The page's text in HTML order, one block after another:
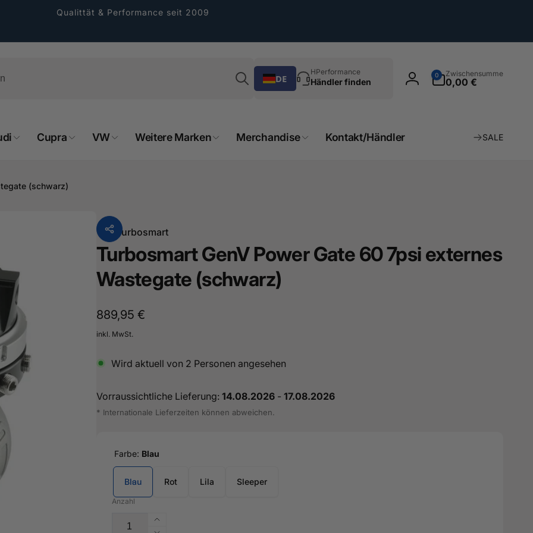
Qualittät & Performance seit 2009
Suchen
DE
HPerformance
Händler finden Einloggen
0
Artikel
Zwischensumme
0,00 €
Cupra VW Weitere Marken Merchandise Kontakt/Händler SALE
(schwarz)
VonTurbosmart
Turbosmart GenV Power Gate 60 7psi externes
Wastegate (schwarz)
Normaler
Preis
889,95 €
inkl. MwSt.
Wird aktuell von 2 Personen angesehen
Vorraussichtliche Lieferung: 14.08.2026- 17.08.2026
* Internationale Lieferzeiten können abweichen.
Farbe: Blau
Blau Rot Lila Sleeper
Anzahl
Erhöhe
verfügbar, gewöhnlich fertig in 2